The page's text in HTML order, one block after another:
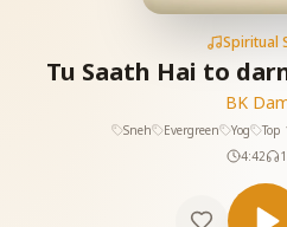
Spiritual
Tu Saath Hai to
BK
Sneh Evergreen Yog Top
4:42